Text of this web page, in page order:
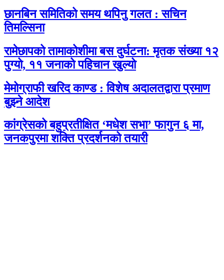
छानबिन समितिको समय थपिनु गलत : सचिन
तिमल्सिना
रामेछापको तामाकोशीमा बस दुर्घटना: मृतक संख्या १२
पुग्यो, ११ जनाको पहिचान खुल्यो
मेमोग्राफी खरिद काण्ड : विशेष अदालतद्वारा प्रमाण
बुझ्ने आदेश
कांग्रेसको बहुप्रतीक्षित ‘मधेश सभा’ फागुन ६ मा,
जनकपुरमा शक्ति प्रदर्शनको तयारी